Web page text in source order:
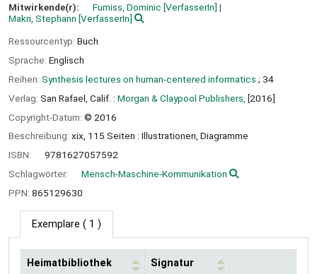
Mitwirkende(r): Furniss, Dominic [VerfasserIn]
Makri, Stephann [VerfasserIn]
Ressourcentyp: Buch
Sprache: Englisch
Reihen: Synthesis lectures on human-centered informatics ; 34
Verlag: San Rafael, Calif. : Morgan & Claypool Publishers, [2016]
Copyright-Datum: © 2016
Beschreibung: xix, 115 Seiten : Illustrationen, Diagramme
ISBN:
9781627057592
Schlagwörter:
Mensch-Maschine-Kommunikation
PPN: 865129630
Exemplare ( 1 )
Heimatbibliothek Signatur